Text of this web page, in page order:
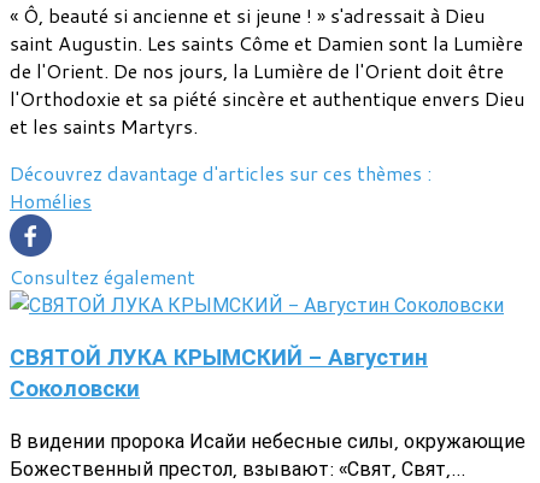
« Ô, beauté si ancienne et si jeune ! » s'adressait à Dieu
saint Augustin. Les saints Côme et Damien sont la Lumière
de l'Orient. De nos jours, la Lumière de l'Orient doit être
l'Orthodoxie et sa piété sincère et authentique envers Dieu
et les saints Martyrs.
Découvrez davantage d'articles sur ces thèmes :
Homélies
Consultez également
СВЯТОЙ ЛУКА КРЫМСКИЙ - Августин
Соколовски
В видении пророка Исайи небесные силы, окружающие
Божественный престол, взывают: «Свят, Свят,...